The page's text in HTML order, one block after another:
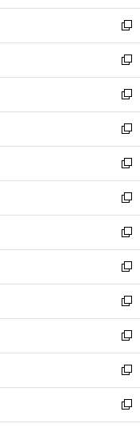
開
く
ウ
で
開
く
ン
ド
ウ
で
開
く
ウ
ィ
ン
ド
ウ
で
開
く
新
し
い
ウ
ィ
ン
ド
ウ
で
開
く
新
し
い
ウ
ィ
ン
ド
ウ
で
開
く
新
し
い
ウ
ィ
ン
ド
ウ
で
開
く
新
し
い
ウ
ィ
ン
ド
ウ
で
開
く
新
し
い
ウ
ィ
ン
ド
ウ
で
開
く
新
し
い
ウ
ィ
ン
ド
ウ
で
開
く
新
し
い
ウ
ィ
ン
ド
ウ
で
開
く
新
し
い
ウ
ィ
ン
ド
ウ
で
開
新
し
い
ウ
ィ
ン
ド
ウ
新
し
い
ウ
ィ
ン
新
し
い
ウ
新
し